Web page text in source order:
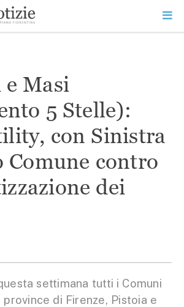
e Masi
5 Stelle):
con Sinistra
Comune contro
dei
questa settimana tutti i Comuni
di Firenze, Pistoia e